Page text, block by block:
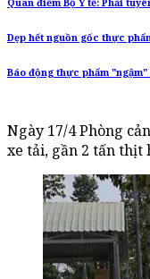
Quan điểm Bộ Y tế: Phải
Dẹp hết nguồn gốc thực
Báo động thực phẩm
Ngày 17/4 Phòng
xe tải, gần 2 tấn thịt